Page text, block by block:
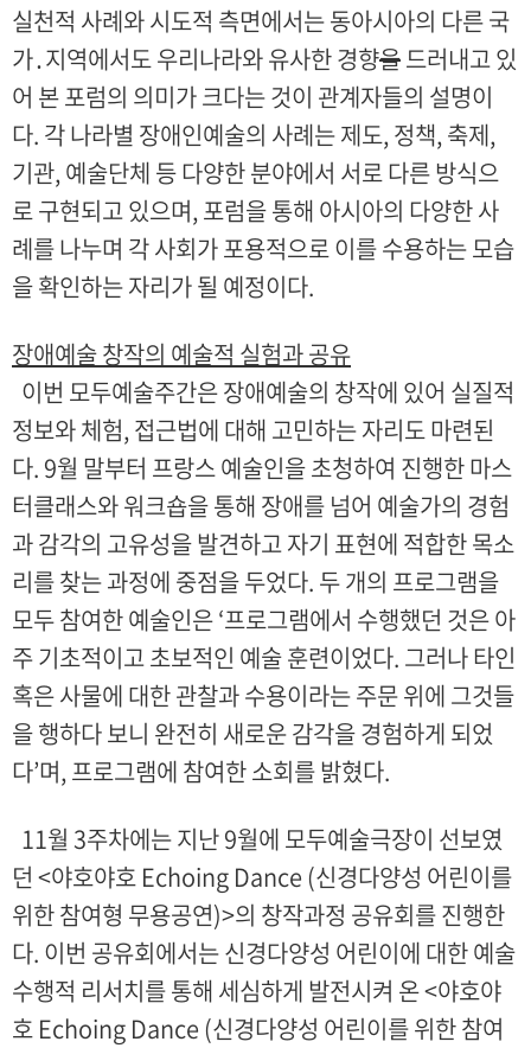
실천적 사례와 시도적 측면에서는 동아시아의 다른 국
가․지역에서도 우리나라와 유사한 경향을드러내고 있
어 본 포럼의 의미가 크다는 것이 관계자들의 설명이
다. 각 나라별 장애인예술의 사례는 제도, 정책, 축제,
기관, 예술단체 등 다양한 분야에서 서로 다른 방식으
로 구현되고 있으며, 포럼을 통해 아시아의 다양한 사
례를 나누며 각 사회가 포용적으로 이를 수용하는 모습
을 확인하는 자리가 될 예정이다.
장애예술 창작의 예술적 실험과 공유
이번 모두예술주간은 장애예술의 창작에 있어 실질적
정보와 체험, 접근법에 대해 고민하는 자리도 마련된
다. 9월 말부터 프랑스 예술인을 초청하여 진행한 마스
터클래스와 워크숍을 통해 장애를 넘어 예술가의 경험
과 감각의 고유성을 발견하고 자기 표현에 적합한 목소
리를 찾는 과정에 중점을 두었다. 두 개의 프로그램을
모두 참여한 예술인은 ‘프로그램에서 수행했던 것은 아
주 기초적이고 초보적인 예술 훈련이었다. 그러나 타인
혹은 사물에 대한 관찰과 수용이라는 주문 위에 그것들
을 행하다 보니 완전히 새로운 감각을 경험하게 되었
다’며, 프로그램에 참여한 소회를 밝혔다.
11월 3주차에는 지난 9월에 모두예술극장이 선보였
던 <야호야호 Echoing Dance (신경다양성 어린이를
위한 참여형 무용공연)>의 창작과정 공유회를 진행한
다. 이번 공유회에서는 신경다양성 어린이에 대한 예술
수행적 리서치를 통해 세심하게 발전시켜 온 <야호야
호 Echoing Dance (신경다양성 어린이를 위한 참여